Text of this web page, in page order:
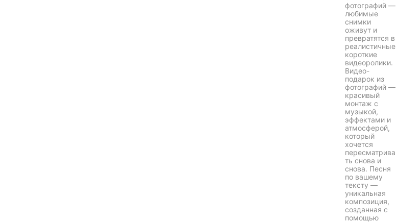
фотографий —
любимые
снимки
оживут и
превратятся в
реалистичные
короткие
видеоролики.
Видео-
подарок из
фотографий —
красивый
монтаж с
музыкой,
эффектами и
атмосферой,
который
хочется
пересматрива
ть снова и
снова. Песня
по вашему
тексту —
уникальная
композиция,
созданная с
помощью